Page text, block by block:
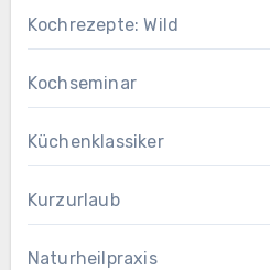
Kochrezepte: Wild
Kochseminar
Küchenklassiker
Kurzurlaub
Naturheilpraxis